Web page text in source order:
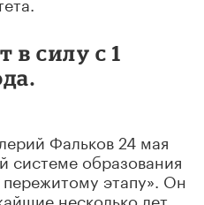
в силу с 1
Фальков 24 мая
системе образования
пережитому этапу». Он
несколько лет